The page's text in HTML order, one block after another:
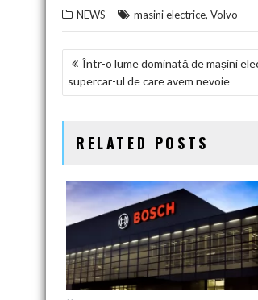
NEWS masini electrice, Volvo
NAVIGARE
ÎN
Într-o lume dominată de mașini
supercar-ul de care avem nevoie
RELATED POSTS